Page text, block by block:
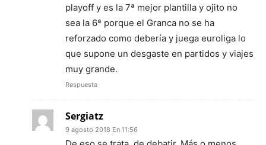
playoff y es la 7ª mejor plantilla y ojito no
sea la 6ª porque el Granca no se ha
reforzado como debería y juega euroliga lo
que supone un desgaste en partidos y viajes
muy grande.
Respuesta
Sergiatz
9 agosto 2018 En 11:56